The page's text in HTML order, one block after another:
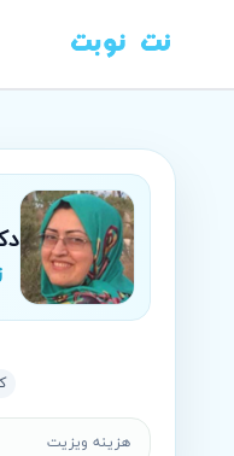
هزینه ویزیت